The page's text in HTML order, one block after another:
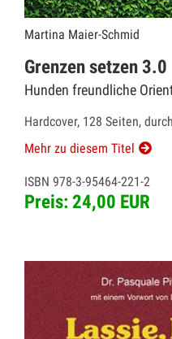
Martina Maier-Schmid
Grenzen setzen 3.0
Hunden freundliche
Hardcover, 128 Seiten,
Mehr zu diesem Titel
ISBN 978-3-95464-221-2
Preis: 24,00 EUR